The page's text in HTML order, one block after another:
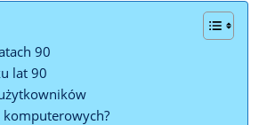
90
lat 90
komputerowych?